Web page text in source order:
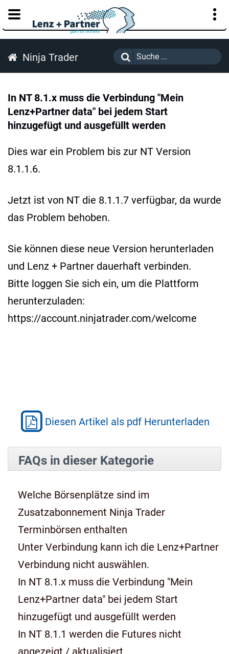
KUNDENPORTAL
Ninja Trader
In NT 8.1.x muss die Verbindung "Mein
Lenz+Partner data" bei jedem Start
hinzugefügt und ausgefüllt werden
Dies war ein Problem bis zur NT Version
8.1.1.6.
Jetzt ist von NT die 8.1.1.7 verfügbar, da wurde
das Problem behoben.
Sie können diese neue Version herunterladen
und Lenz + Partner dauerhaft verbinden.
Bitte loggen Sie sich ein, um die Plattform
herunterzuladen:
https://account.ninjatrader.com/welcome
Diesen Artikel als pdf Herunterladen
FAQs in dieser Kategorie
Welche Börsenplätze sind im
Zusatzabonnement Ninja Trader
Terminbörsen enthalten
Unter Verbindung kann ich die Lenz+Partner
Verbindung nicht auswählen.
In NT 8.1.x muss die Verbindung "Mein
Lenz+Partner data" bei jedem Start
hinzugefügt und ausgefüllt werden
In NT 8.1.1 werden die Futures nicht
angezeigt / aktualisiert